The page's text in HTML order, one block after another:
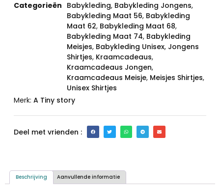
Categorieën Babykleding, Babykleding Jongens,
Babykleding Maat 56, Babykleding
Maat 62, Babykleding Maat 68,
Babykleding Maat 74, Babykleding
Meisjes, Babykleding Unisex, Jongens
Shirtjes, Kraamcadeaus,
Kraamcadeaus Jongen,
Kraamcadeaus Meisje, Meisjes Shirtjes,
Unisex Shirtjes
Merk: A Tiny story
Deel met vrienden :
Beschrijving Aanvullende informatie